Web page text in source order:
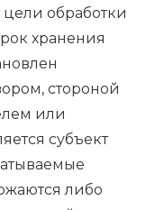
обработки
хранения
стороной
или
субъект
либо